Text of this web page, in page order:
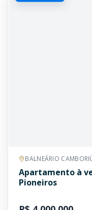
BALNEÁRIO
Apartamento à
Pioneiros